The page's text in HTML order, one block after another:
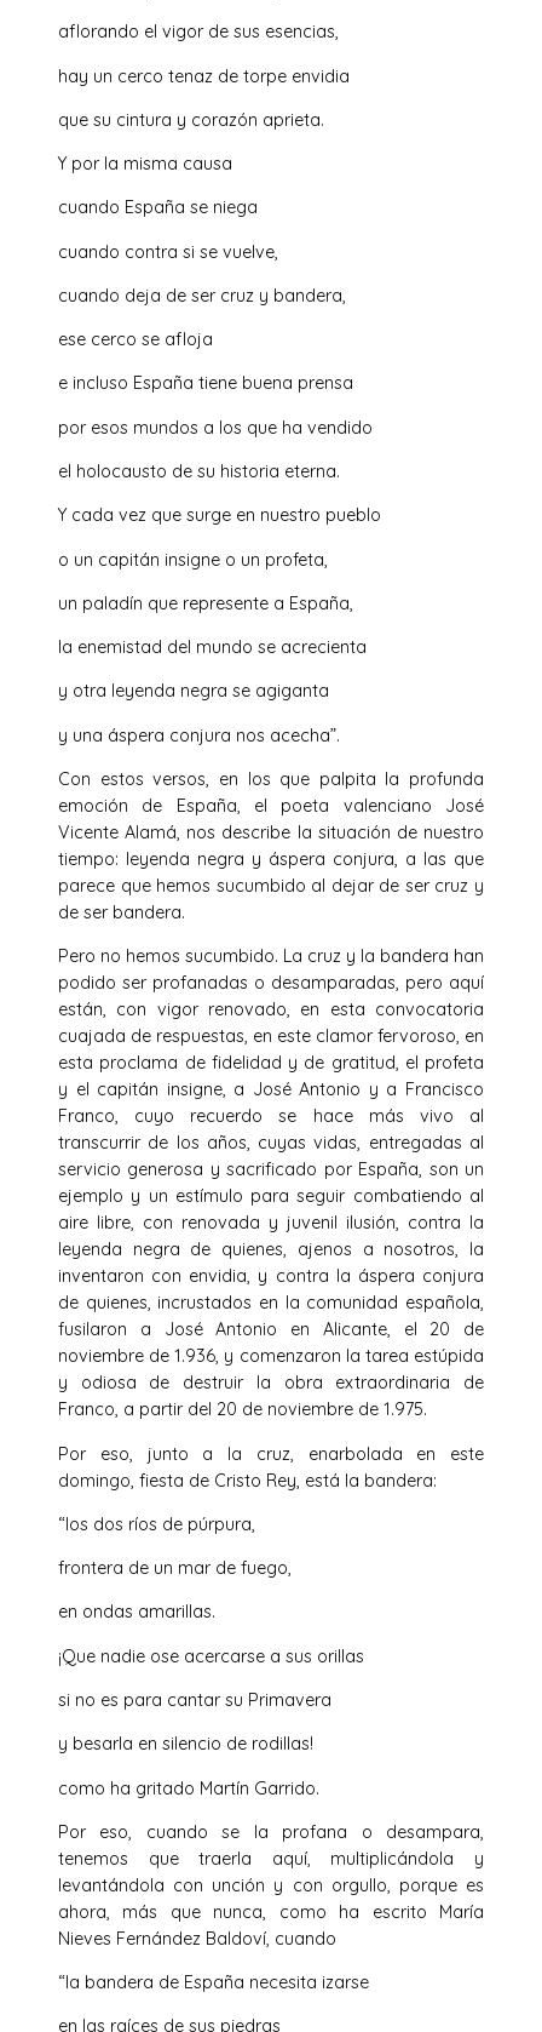
aflorando el vigor de sus esencias,
hay un cerco tenaz de torpe envidia
que su cintura y corazón aprieta.
Y por la misma causa
cuando España se niega
cuando contra si se vuelve,
cuando deja de ser cruz y bandera,
ese cerco se afloja
e incluso España tiene buena prensa
por esos mundos a los que ha vendido
el holocausto de su historia eterna.
Y cada vez que surge en nuestro pueblo
o un capitán insigne o un profeta,
un paladín que represente a España,
la enemistad del mundo se acrecienta
y otra leyenda negra se agiganta
y una áspera conjura nos acecha”.
Con estos versos, en los que palpita la profunda
emoción de España, el poeta valenciano José
Vicente Alamá, nos describe la situación de nuestro
tiempo: leyenda negra y áspera conjura, a las que
parece que hemos sucumbido al dejar de ser cruz y
de ser bandera.
Pero no hemos sucumbido. La cruz y la bandera han
podido ser profanadas o desamparadas, pero aquí
están, con vigor renovado, en esta convocatoria
cuajada de respuestas, en este clamor fervoroso, en
esta proclama de fidelidad y de gratitud, el profeta
y el capitán insigne, a José Antonio y a Francisco
Fran­co, cuyo recuerdo se hace más vivo al
transcurrir de los años, cuyas vidas, en­tregadas al
servicio generosa y sacrificado por España, son un
ejemplo y un estímulo para seguir combatiendo al
aire libre, con renovada y juvenil ilusión, con­tra la
leyenda negra de quienes, ajenos a nosotros, la
inventaron con envidia, y contra la áspera conjura
de quienes, incrustados en la comunidad española,
fusi­laron a José Antonio en Alicante, el 20 de
noviembre de 1.936, y comenzaron la tarea estúpida
y odiosa de destruir la obra extraordinaria de
Franco, a partir del 20 de noviembre de 1.975.
Por eso, junto a la cruz, enarbolada en este
domingo, fiesta de Cris­to Rey, está la bandera:
“los dos ríos de púrpura,
frontera de un mar de fuego,
en ondas amarillas.
¡Que nadie ose acercarse a sus orillas
si no es para cantar su Primavera
y besarla en silencio de rodillas!
como ha gritado Martín Garrido.
Por eso, cuando se la profana o desampara,
tenemos que traerla aquí, multiplicándola y
levantándola con unción y con orgullo, porque es
ahora, más que nunca, como ha escrito María
Nieves Fernández Baldoví, cuando
“la bandera de España necesita izarse
en las raíces de sus piedras